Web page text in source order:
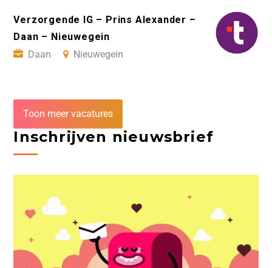
Verzorgende IG – Prins Alexander –
Daan – Nieuwegein
Daan
Nieuwegein
Toon meer vacatures
Inschrijven nieuwsbrief